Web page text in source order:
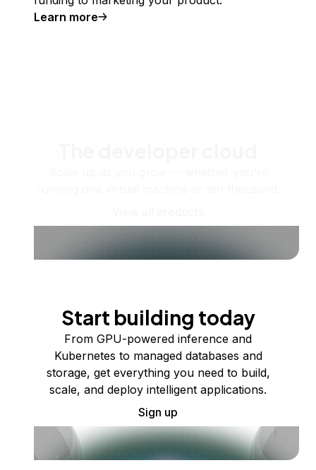
Learn more
Start building today
From GPU-powered inference and
Kubernetes to managed databases and
storage, get everything you need to build,
scale, and deploy intelligent applications.
Sign up